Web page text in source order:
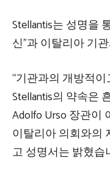
Stellantis는 성명을
신”과 이탈리아 기
“기관과의 개방적
Stellantis의 약속은
Adolfo Urso 장관이
이탈리아 의회와의
고 성명서는 밝혔습